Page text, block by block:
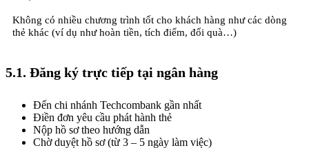
Không có nhiều chương trình tốt cho khách hàng như các dòng
thẻ khác (ví dụ như hoàn tiền, tích điểm, đổi quà…)
5.1. Đăng ký trực tiếp tại ngân hàng
Đến chi nhánh Techcombank gần nhất
Điền đơn yêu cầu phát hành thẻ
Nộp hồ sơ theo hướng dẫn
Chờ duyệt hồ sơ (từ 3 – 5 ngày làm việc)